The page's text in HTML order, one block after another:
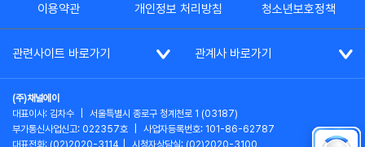
이용약관 개인정보 처리방침 청소년보호정책
관련사이트 바로가기 관계사 바로가기
(주)채널에이
대표이사: 김차수
서울특별시 종로구 청계천로 1 (03187)
부가통신사업신고: 022357호
사업자등록번호: 101-86-62787
대표전화: (02)2020-3114
시청자상담실: (02)2020-3100